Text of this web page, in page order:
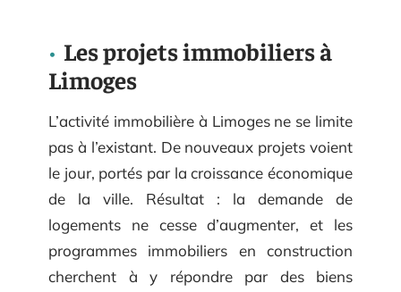
Les projets immobiliers à
Limoges
L’activité immobilière à Limoges ne se limite
pas à l’existant. De nouveaux projets voient
le jour, portés par la croissance économique
de la ville. Résultat : la demande de
logements ne cesse d’augmenter, et les
programmes immobiliers en construction
cherchent à y répondre par des biens